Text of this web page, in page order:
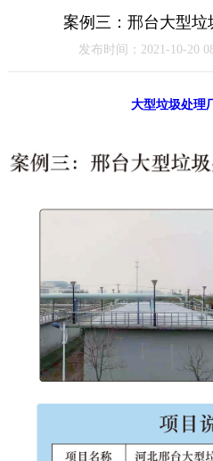
案例三：邢台大型
发布时间：2021-10-20
大型垃圾处理